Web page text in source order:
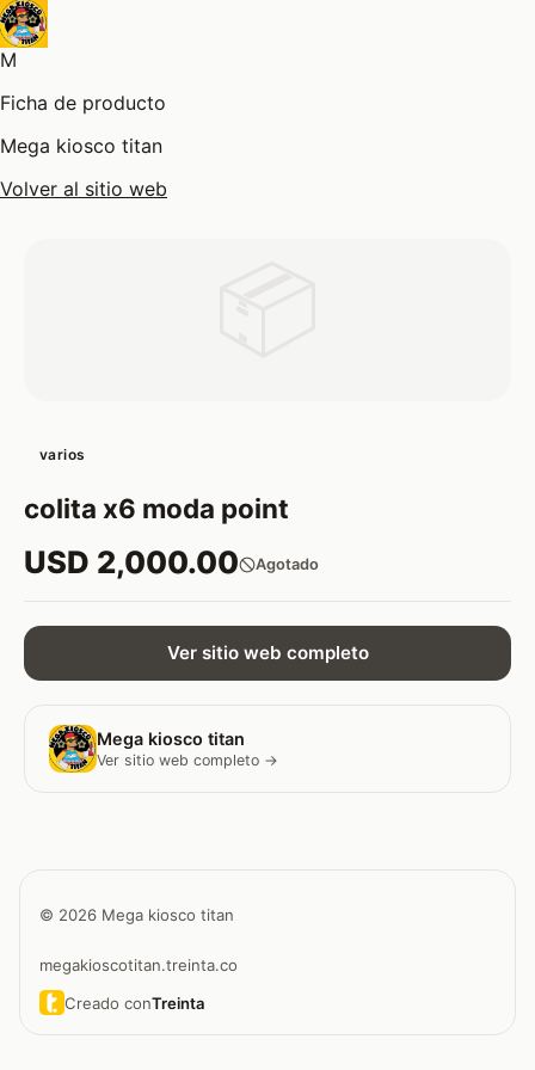
M
Ficha de producto
Mega kiosco titan
Volver al sitio web
varios
colita x6 moda point
USD 2,000.00 Agotado
Ver sitio web completo
Mega kiosco titan
Ver sitio web completo →
© 2026 Mega kiosco titan
megakioscotitan.treinta.co
Creado conTreinta